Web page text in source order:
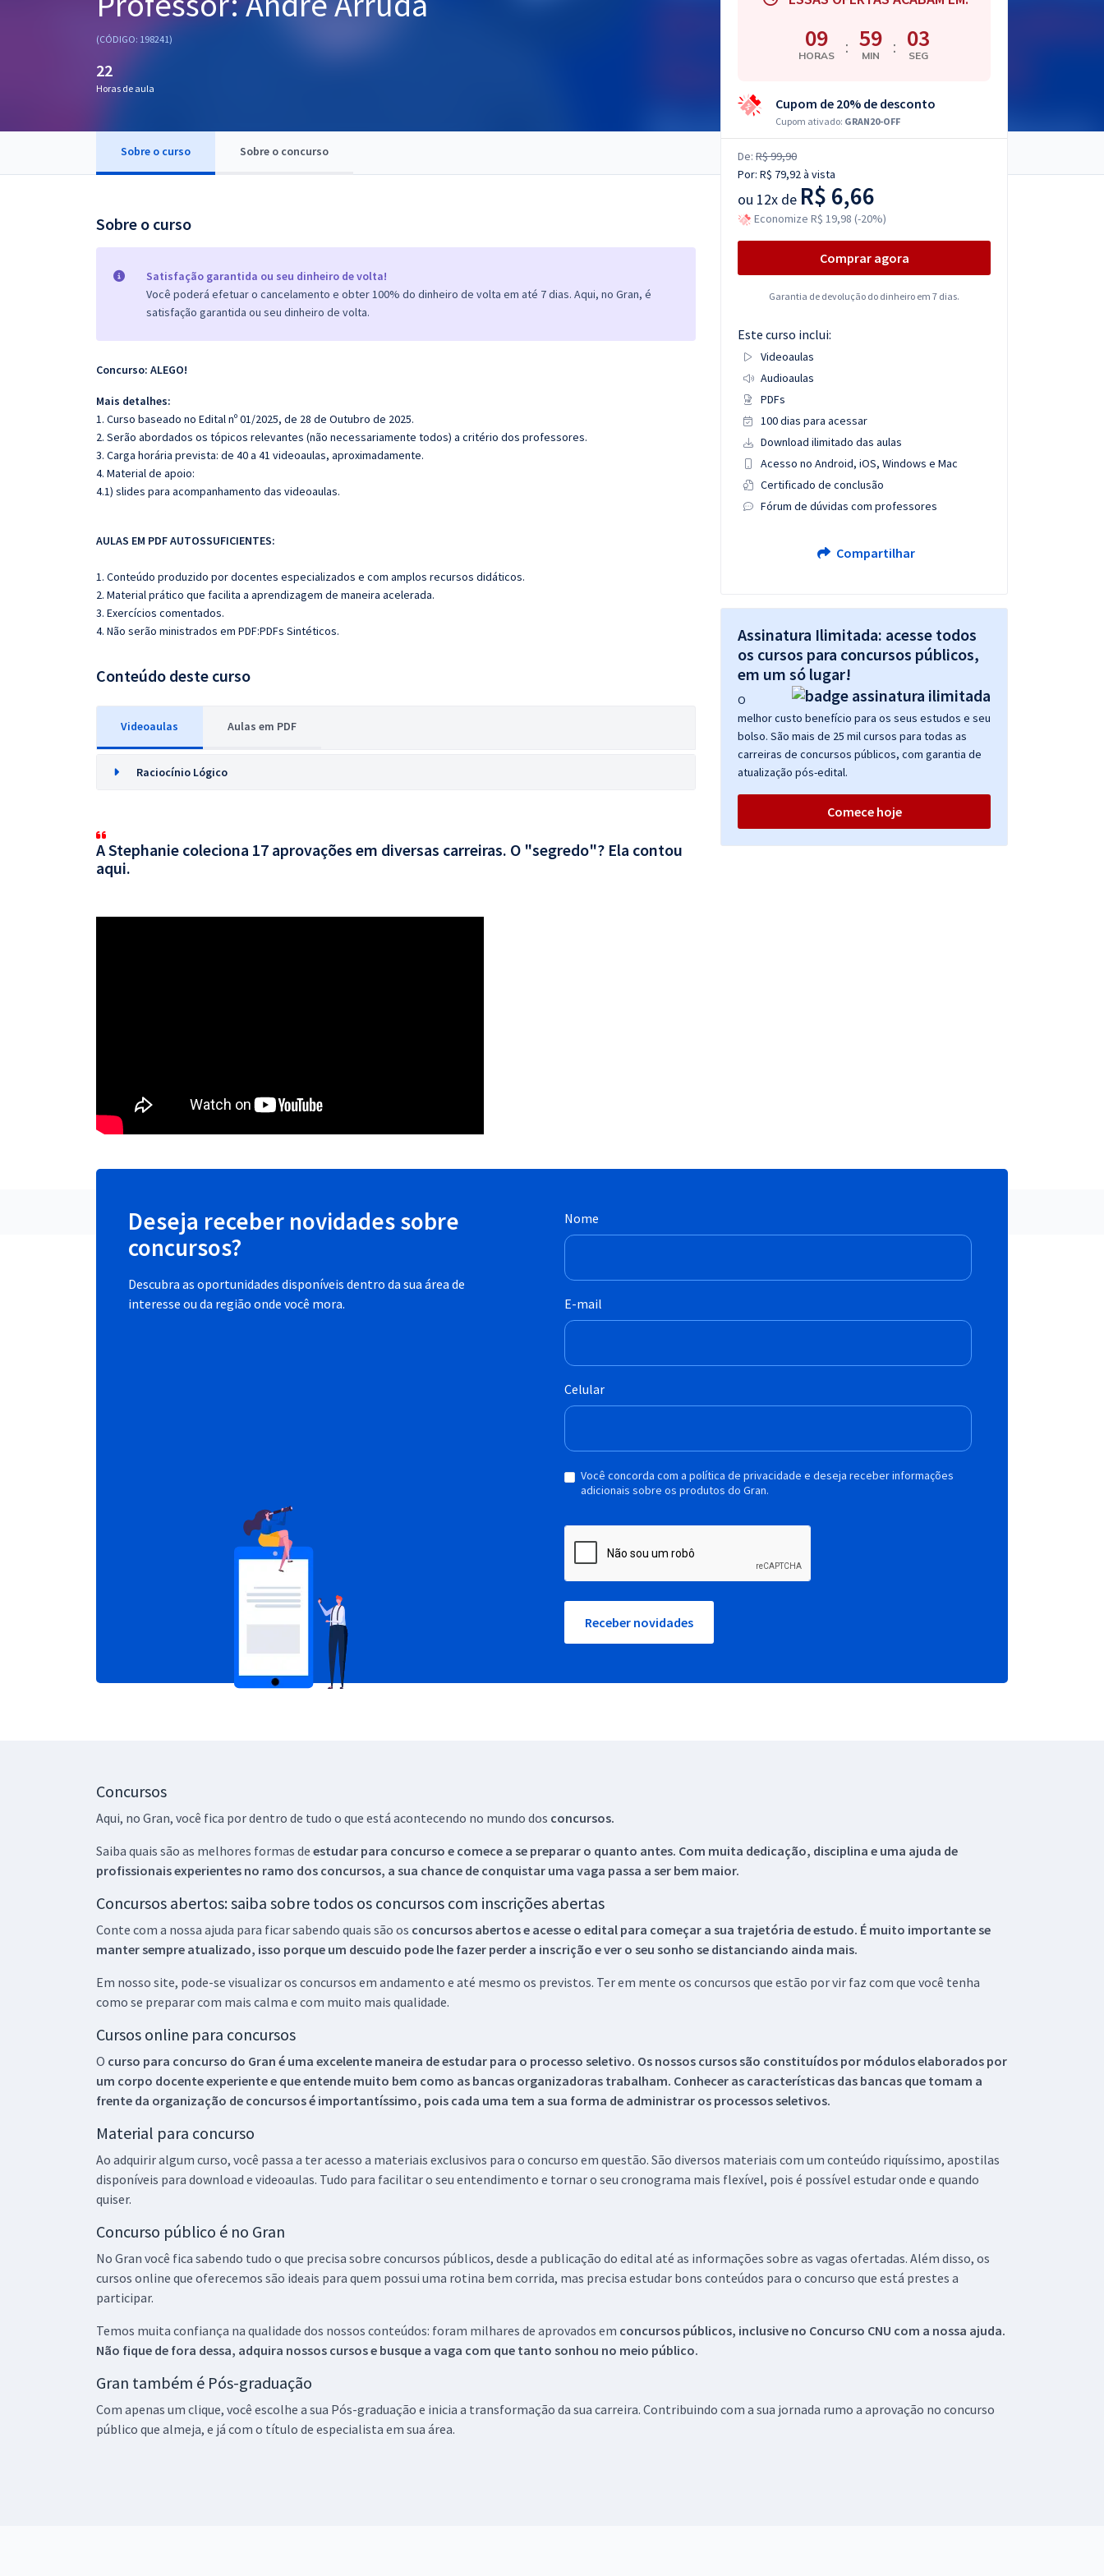
Questões grátis
(CÓDIGO: 198241)
22
Horas de aula
Sobre o curso Sobre o concurso
Sobre o curso
Satisfação garantida ou seu dinheiro de volta!
Você poderá efetuar o cancelamento e obter 100% do dinheiro de volta em até 7 dias. Aqui, no Gran, é
satisfação garantida ou seu dinheiro de volta.
Concurso: ALEGO!
Mais detalhes:
1. Curso baseado no Edital nº 01/2025, de 28 de Outubro de 2025.
2. Serão abordados os tópicos relevantes (não necessariamente todos) a critério dos professores.
3. Carga horária prevista: de 40 a 41 videoaulas, aproximadamente.
4. Material de apoio:
4.1) slides para acompanhamento das videoaulas.
AULAS EM PDF AUTOSSUFICIENTES:
1. Conteúdo produzido por docentes especializados e com amplos recursos didáticos.
2. Material prático que facilita a aprendizagem de maneira acelerada.
3. Exercícios comentados.
4. Não serão ministrados em PDF:PDFs Sintéticos.
Conteúdo deste curso
Videoaulas Aulas em PDF
Raciocínio Lógico
A Stephanie coleciona 17 aprovações em diversas carreiras. O "segredo"? Ela contou
aqui.
09
HORAS : 59
MIN : 02
SEG
Cupom de 20% de desconto
Cupom ativado: GRAN20-OFF
De: R$ 99,90
Por: R$ 79,92à vista
ou 12x de R$ 6,66
Economize R$ 19,98 (-20%)
Comprar agora
Garantia de devolução do dinheiro em 7 dias.
Este curso inclui:
Videoaulas
Audioaulas
PDFs
100 dias para acessar
Download ilimitado das aulas
Acesso no Android, iOS, Windows e Mac
Certificado de conclusão
Fórum de dúvidas com professores
Compartilhar
Assinatura Ilimitada: acesse todos
os cursos para concursos públicos,
em um só lugar!
O
melhor custo benefício para os seus estudos e seu
bolso. São mais de 25 mil cursos para todas as
carreiras de concursos públicos, com garantia de
atualização pós-edital.
Comece hoje
Deseja receber novidades sobre
concursos?
Descubra as oportunidades disponíveis dentro da sua área de
interesse ou da região onde você mora.
Nome
E-mail
Celular
Você concorda com a política de privacidade e deseja receber informações
adicionais sobre os produtos do Gran.
Receber novidades
Concursos
Aqui, no Gran, você fica por dentro de tudo o que está acontecendo no mundo dos concursos.
Saiba quais são as melhores formas de estudar para concurso e comece a se preparar o quanto antes. Com muita dedicação, disciplina e uma ajuda de
profissionais experientes no ramo dos concursos, a sua chance de conquistar uma vaga passa a ser bem maior.
Concursos abertos: saiba sobre todos os concursos com inscrições abertas
Conte com a nossa ajuda para ficar sabendo quais são os concursos abertos e acesse o edital para começar a sua trajetória de estudo. É muito importante se
manter sempre atualizado, isso porque um descuido pode lhe fazer perder a inscrição e ver o seu sonho se distanciando ainda mais.
Em nosso site, pode-se visualizar os concursos em andamento e até mesmo os previstos. Ter em mente os concursos que estão por vir faz com que você tenha
como se preparar com mais calma e com muito mais qualidade.
Cursos online para concursos
O curso para concurso do Gran é uma excelente maneira de estudar para o processo seletivo. Os nossos cursos são constituídos por módulos elaborados por
um corpo docente experiente e que entende muito bem como as bancas organizadoras trabalham. Conhecer as características das bancas que tomam a
frente da organização de concursos é importantíssimo, pois cada uma tem a sua forma de administrar os processos seletivos.
Material para concurso
Ao adquirir algum curso, você passa a ter acesso a materiais exclusivos para o concurso em questão. São diversos materiais com um conteúdo riquíssimo, apostilas
disponíveis para download e videoaulas. Tudo para facilitar o seu entendimento e tornar o seu cronograma mais flexível, pois é possível estudar onde e quando
quiser.
Concurso público é no Gran
No Gran você fica sabendo tudo o que precisa sobre concursos públicos, desde a publicação do edital até as informações sobre as vagas ofertadas. Além disso, os
cursos online que oferecemos são ideais para quem possui uma rotina bem corrida, mas precisa estudar bons conteúdos para o concurso que está prestes a
participar.
Temos muita confiança na qualidade dos nossos conteúdos: foram milhares de aprovados em concursos públicos, inclusive no Concurso CNU com a nossa ajuda.
Não fique de fora dessa, adquira nossos cursos e busque a vaga com que tanto sonhou no meio público.
Gran também é Pós-graduação
Com apenas um clique, você escolhe a sua Pós-graduação e inicia a transformação da sua carreira. Contribuindo com a sua jornada rumo a aprovação no concurso
público que almeja, e já com o título de especialista em sua área.